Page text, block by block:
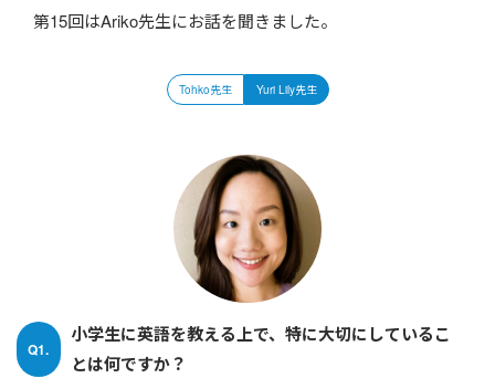
第15回はAriko先生にお話を聞きました。
Tohko先生 Yuri Lily先生
Q1.
小学生に英語を教える上で、特に大切にしているこ
とは何ですか？